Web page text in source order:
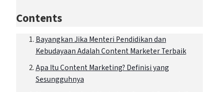
Contents
Bayangkan Jika Menteri Pendidikan dan
Kebudayaan Adalah Content Marketer Terbaik
Apa Itu Content Marketing? Definisi yang
Sesungguhnya